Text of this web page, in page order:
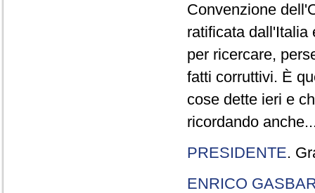
Convenzione
ratificata dall'Italia
per ricercare,
fatti corruttivi. È
cose dette ieri e
ricordando
PRESIDENTE.
ENRICO